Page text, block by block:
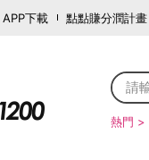
APP下載 點點賺分潤計畫
熱門 >